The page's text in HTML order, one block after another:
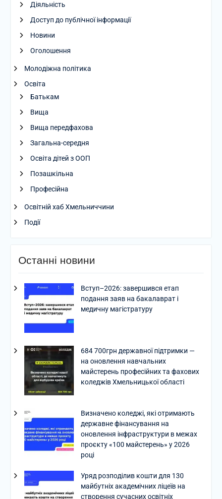
Діяльність
Доступ до публічної інформації
Новини
Оголошення
Молодіжна політика
Освіта
Батькам
Вища
Вища передфахова
Загальна-середня
Освіта дітей з ООП
Позашкільна
Професійна
Освітній хаб Хмельниччини
Події
Останні новини
Вступ–2026: завершився етап
подання заяв на бакалаврат і
медичну магістратуру
684 700грн державної підтримки —
на оновлення навчальних
майстерень професійних та фахових
коледжів Хмельницької області
Визначено коледжі, які отримають
державне фінансування на
оновлення інфраструктури в межах
проєкту «100 майстерень» у 2026
році
Уряд розподілив кошти для 130
майбутніх академічних ліцеїв на
створення сучасних освітніх